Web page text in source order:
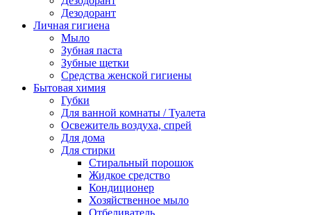
Дезодорант
Личная гигиена
Мыло
Зубная паста
Зубные щетки
Средства женской гигиены
Бытовая химия
Губки
Для ванной комнаты / Туалета
Освежитель воздуха, спрей
Для дома
Для стирки
Стиральный порошок
Жидкое средство
Кондиционер
Хозяйственное мыло
Отбеливатель